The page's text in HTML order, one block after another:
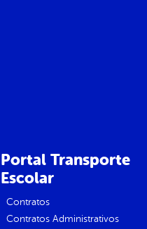
Portal Transporte
Escolar
Contratos
Contratos Administrativos